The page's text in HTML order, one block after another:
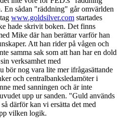
En sådan "räddning" går omvärlden
www.goldsilver.com startades
hade skrivit boken. Det finns
Mike där han berättar varför han
Att han rider på vågen och
samma sak som att han har en dold
verksamhet med
bör nog vara lite mer ifrågasättande
och centralbanksledamöter i
med sanningen och är inte
upp ur sanden. "Guld används
därför kan vi ersätta det med
vilken logik.